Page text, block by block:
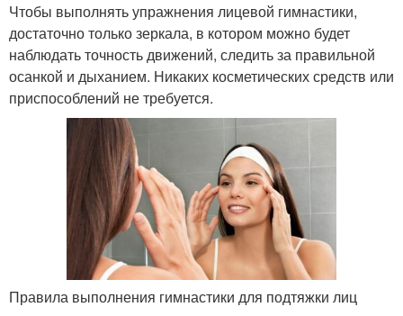
Чтобы выполнять упражнения лицевой гимнастики,
достаточно только зеркала, в котором можно будет
наблюдать точность движений, следить за правильной
осанкой и дыханием. Никаких косметических средств или
приспособлений не требуется.
Правила выполнения гимнастики для подтяжки лиц